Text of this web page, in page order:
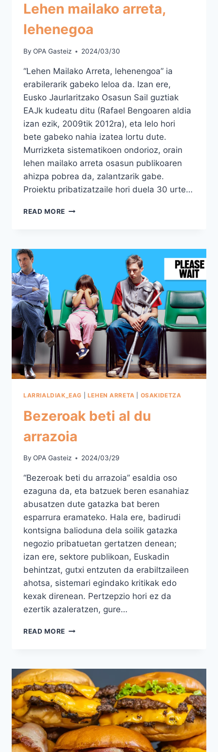
Lehen mailako arreta,
lehenegoa
By OPA Gasteiz 2024/03/30
“Lehen Mailako Arreta, lehenengoa” ia
erabilerarik gabeko leloa da. Izan ere,
Eusko Jaurlaritzako Osasun Sail guztiak
EAJk kudeatu ditu (Rafael Bengoaren aldia
izan ezik, 2009tik 2012ra), eta lelo hori
bete gabeko nahia izatea lortu dute.
Murrizketa sistematikoen ondorioz, orain
lehen mailako arreta osasun publikoaren
ahizpa pobrea da, zalantzarik gabe.
Proiektu pribatizatzaile hori duela 30 urte…
READ MORE LEHEN
LARRIALDIAK_EAG LEHEN ARRETA OSAKIDETZA
Bezeroak beti al du
arrazoia
By OPA Gasteiz 2024/03/29
“Bezeroak beti du arrazoia” esaldia oso
ezaguna da, eta batzuek beren esanahiaz
abusatzen dute gatazka bat beren
esparrura eramateko. Hala ere, badirudi
kontsigna balioduna dela soilik gatazka
negozio pribatuetan gertatzen denean;
izan ere, sektore publikoan, Euskadin
behintzat, gutxi entzuten da erabiltzaileen
ahotsa, sistemari egindako kritikak edo
kexak direnean. Pertzepzio hori ez da
ezertik azaleratzen, gure…
READ MORE BEZEROAK
ARRAZOIA